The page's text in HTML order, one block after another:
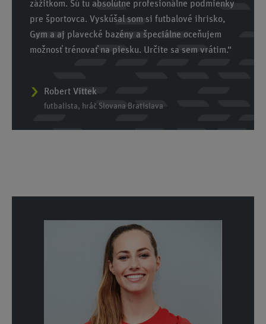
zážitkom. Sú tu absolútne profesionálne podmienky
pre športovca. Vyskúšal som si futbalové ihrisko,
Gym a aj plavecké bazény a špeciálne oceňujem
možnosť trénovať na piesku. Určite sa sem vrátim.“
Robert Vittek
futbalista, hráč Slovana Bratislava